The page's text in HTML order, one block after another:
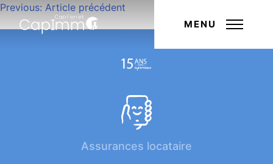
MENU
Navigation
de
Previous: Article précédent
Assurances locataire